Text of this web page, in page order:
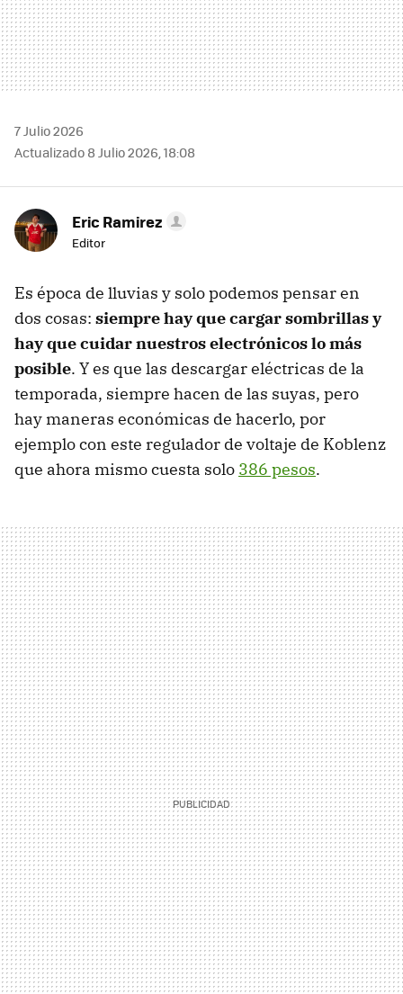
7 Julio 2026
Actualizado 8 Julio 2026, 18:08
Eric Ramirez
Editor
Es época de lluvias y solo podemos pensar en
dos cosas: siempre hay que cargar sombrillas y
hay que cuidar nuestros electrónicos lo más
posible. Y es que las descargar eléctricas de la
temporada, siempre hacen de las suyas, pero
hay maneras económicas de hacerlo, por
ejemplo con este regulador de voltaje de Koblenz
que ahora mismo cuesta solo 386 pesos.